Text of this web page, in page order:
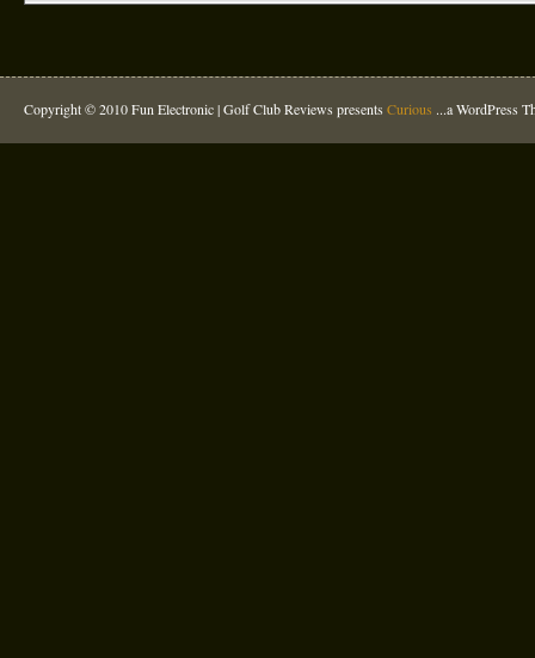
Copyright © 2010 Fun Electronic |Golf Club Reviews presents Curious ...a WordPress